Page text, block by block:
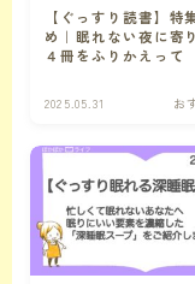
ぽかぽかの種 本の
フルバス王国
【ぐっすり読書】特
め｜眠れない夜に寄
４冊をふりかえって
2025.05.31 お